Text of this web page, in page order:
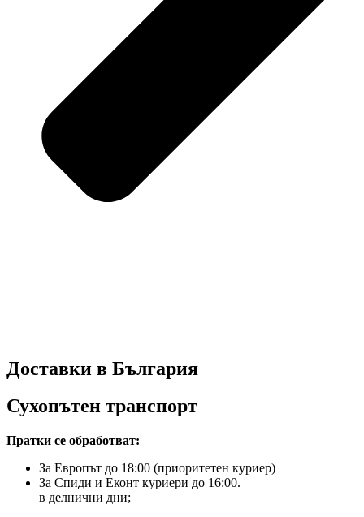
Доставки в България
Сухопътен транспорт
Пратки се обработват:
За Европът до 18:00 (приоритетен куриер)
За Спиди и Еконт куриери до 16:00.
в делнични дни;